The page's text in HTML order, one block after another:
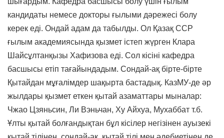
кандидаты немесе докторы ғылыми дәрежесі болу
керек еді. Ондай адам да табылды. Ол Қазақ ССР
ғылым академиясында қызмет істеп жүрген Клара
Шайсұлтанқызы Хафизова еді. Сол кісіні кафедра
басшысы етіп тағайындадым. Сондай-ақ бірте-бірте
Қытайдан мұғалімдер шақырта бастадық. КазМУ-де әр
жылдары қызмет еткен қытай азаматтары мыналар:
Чжао Цзяньсин, Ли Вэньчан, Ху Айхуа, Мухаббат т.б.
Ұлты қытай болғандықтан бұл кісілер негізінен ауызекі